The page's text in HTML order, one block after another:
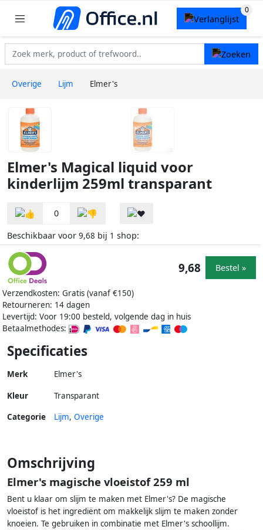
Overige Lijm Elmer's
Elmer's Magical liquid voor
kinderlijm 259ml transparant
0
Beschikbaar voor 9,68 bij 1 shop:
Verzendkosten: Gratis (vanaf €150)
Retourneren: 14 dagen
Levertijd: Voor 19:00 besteld, volgende dag in huis
Betaalmethodes:
9,68 Bestel »
Specificaties
Merk Elmer's
Kleur
Transparant
Categorie
Lijm, Overige
Omschrijving
Elmer's magische vloeistof 259 ml
Bent u klaar om slijm te maken met Elmer's? De magische
vloeistof is het ingrediënt om makkelijk slijm te maken zonder
knoeien. Te gebruiken in combinatie met Elmer's schoollijm.